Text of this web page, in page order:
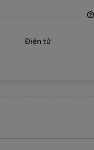
Điện tử